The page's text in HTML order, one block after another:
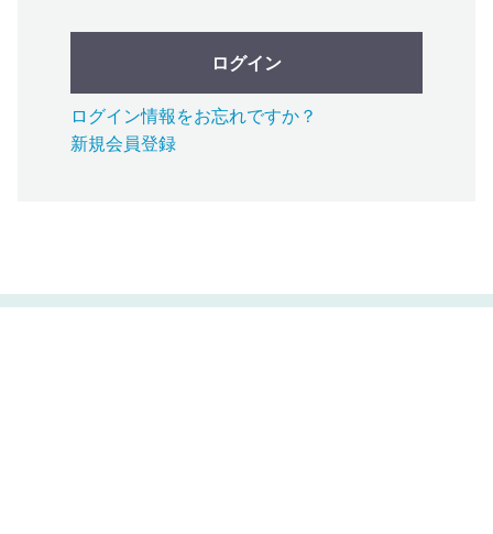
ログイン
ログイン情報をお忘れですか？
新規会員登録